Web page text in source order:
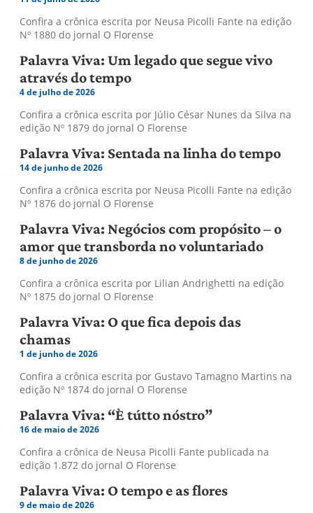
Confira a crônica escrita por Neusa Picolli Fante na edição
Nº 1880 do jornal O Florense
Palavra Viva: Um legado que segue vivo
através do tempo
4 de julho de 2026
Confira a crônica escrita por Júlio César Nunes da Silva na
edição Nº 1879 do jornal O Florense
Palavra Viva: Sentada na linha do tempo
14 de junho de 2026
Confira a crônica escrita por Neusa Picolli Fante na edição
Nº 1876 do jornal O Florense
Palavra Viva: Negócios com propósito – o
amor que transborda no voluntariado
8 de junho de 2026
Confira a crônica escrita por Lilian Andrighetti na edição
Nº 1875 do jornal O Florense
Palavra Viva: O que fica depois das
chamas
1 de junho de 2026
Confira a crônica escrita por Gustavo Tamagno Martins na
edição Nº 1874 do jornal O Florense
Palavra Viva: “È tútto nóstro”
16 de maio de 2026
Confira a crônica de Neusa Picolli Fante publicada na
edição 1.872 do jornal O Florense
Palavra Viva: O tempo e as flores
9 de maio de 2026